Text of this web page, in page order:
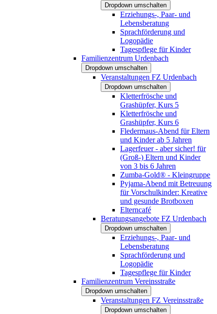
Dropdown umschalten
Erziehungs-, Paar- und
Lebensberatung
Sprachförderung und
Logopädie
Tagespflege für Kinder
Familienzentrum Urdenbach
Dropdown umschalten
Veranstaltungen FZ Urdenbach
Dropdown umschalten
Kletterfrösche und
Grashüpfer, Kurs 5
Kletterfrösche und
Grashüpfer, Kurs 6
Fledermaus-Abend für Eltern
und Kinder ab 5 Jahren
Lagerfeuer - aber sicher! für
(Groß-) Eltern und Kinder
von 3 bis 6 Jahren
Zumba-Gold® - Kleingruppe
Pyjama-Abend mit Betreuung
für Vorschulkinder: Kreative
und gesunde Brotboxen
Elterncafé
Beratungsangebote FZ Urdenbach
Dropdown umschalten
Erziehungs-, Paar- und
Lebensberatung
Sprachförderung und
Logopädie
Tagespflege für Kinder
Familienzentrum Vereinsstraße
Dropdown umschalten
Veranstaltungen FZ Vereinsstraße
Dropdown umschalten